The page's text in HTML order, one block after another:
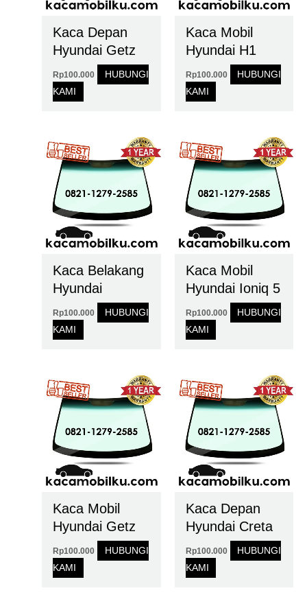
Kaca Depan
Hyundai Getz
Rp100.000
HUBUNGI
KAMI
Kaca Mobil
Hyundai H1
Rp100.000
HUBUNGI
KAMI
Kaca Belakang
Hyundai
Rp100.000
HUBUNGI
KAMI
Kaca Mobil
Hyundai Ioniq 5
Rp100.000
HUBUNGI
KAMI
Kaca Mobil
Hyundai Getz
Rp100.000
HUBUNGI
KAMI
Kaca Depan
Hyundai Creta
Rp100.000
HUBUNGI
KAMI